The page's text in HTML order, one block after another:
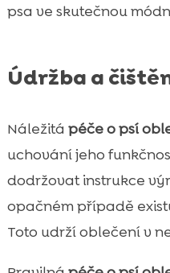
psa ve skutečnou
Údržba a
Náležitá péče o psí
uchování jeho
dodržovat instrukce
opačném případě
Toto udrží oblečení v